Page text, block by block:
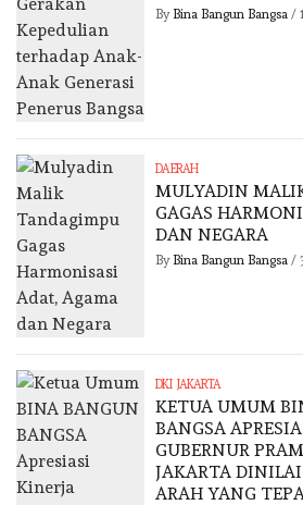
By Bina Bangun Bangsa /
DAERAH
MULYADIN
GAGAS
DAN NEGARA
By Bina Bangun Bangsa /
DKI JAKARTA
KETUA UMUM
BANGSA
GUBERNUR
JAKARTA DINILAI
ARAH YANG